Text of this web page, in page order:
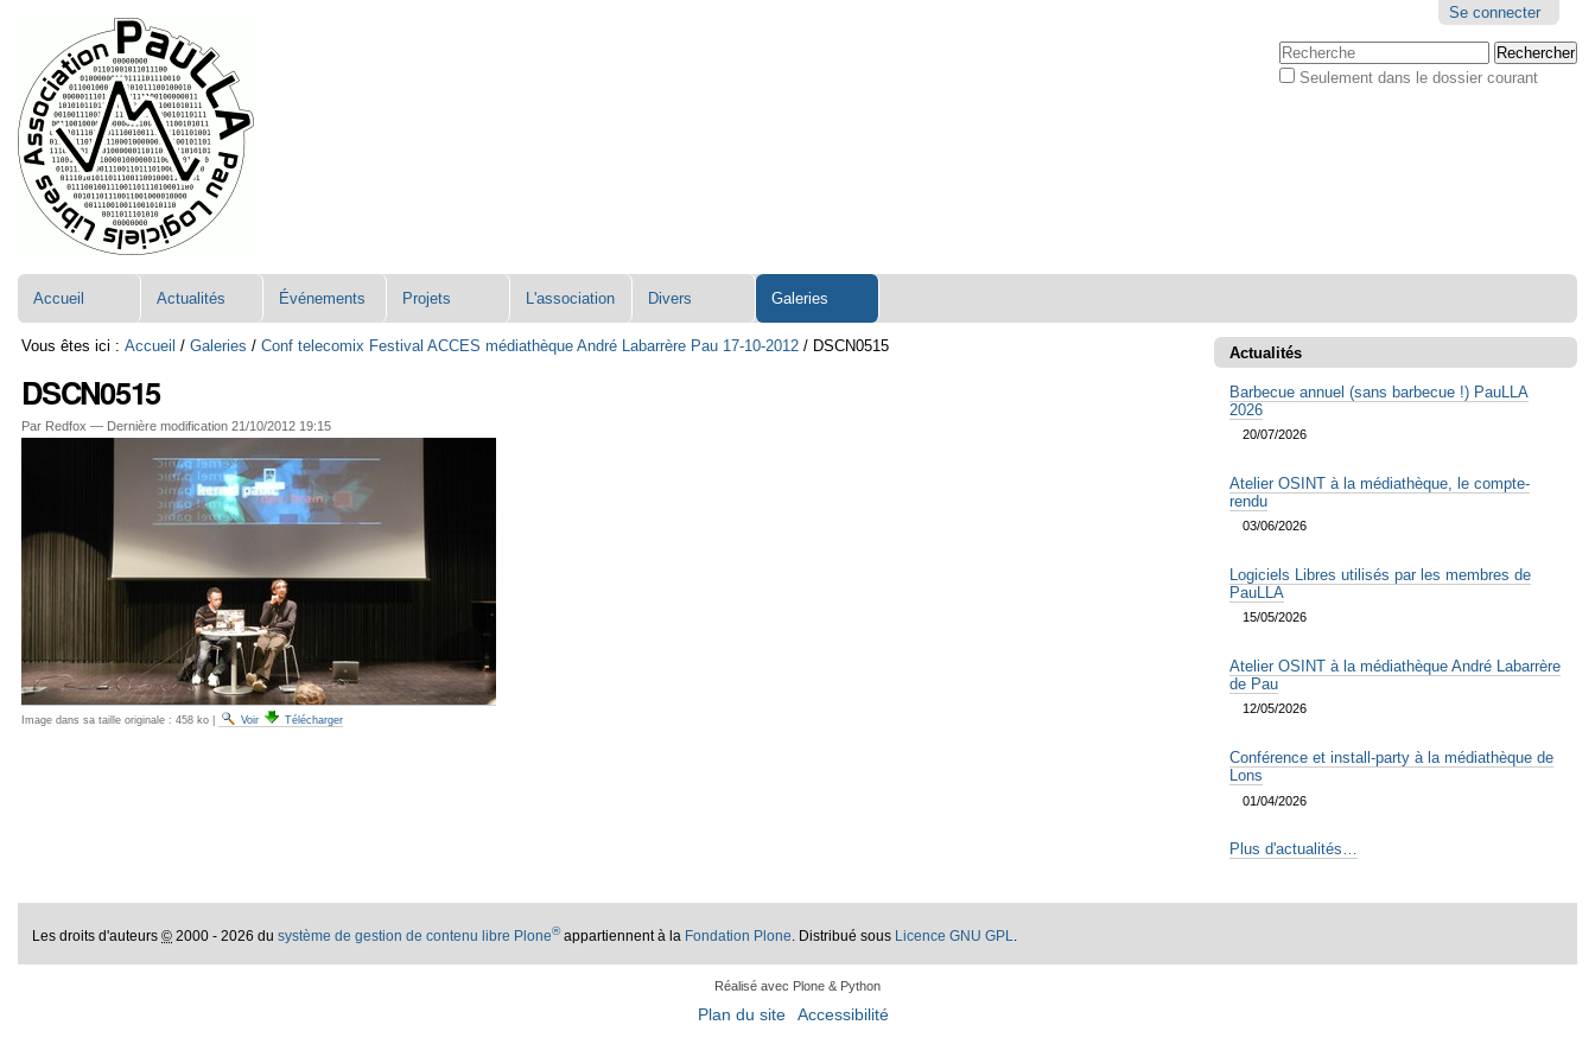
contenu.
Aller
à
la
navigation
personnels
Se connecter
Chercher par
Seulement dans le dossier courant
Accueil Actualités Événements Projets L'association Divers Galeries
Vous êtes ici : Accueil /Galeries /Conf telecomix Festival ACCES médiathèque André Labarrère Pau 17-10-2012 / DSCN0515
DSCN0515
Par Redfox — Dernière modification 21/10/2012 19:15
Image dans sa taille originale : 458 ko Voir Télécharger
Actualités
Barbecue annuel (sans barbecue !) PauLLA
2026
20/07/2026
Atelier OSINT à la médiathèque, le compte-
rendu
03/06/2026
Logiciels Libres utilisés par les membres de
PauLLA
15/05/2026
Atelier OSINT à la médiathèque André Labarrère
de Pau
12/05/2026
Conférence et install-party à la médiathèque de
Lons
01/04/2026
Plus d'actualités…
Les droits d'auteurs© 2000 - 2026 dusystème de gestion de contenu libre Plone®appartiennent à la Fondation Plone . Distribué sous Licence GNU GPL
Réalisé avec Plone & Python
Plan du site Accessibilité